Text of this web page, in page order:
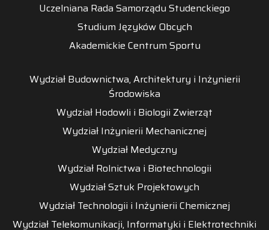
Uczelniana Rada Samorządu Studenckiego
Studium Języków Obcych
Akademickie Centrum Sportu
Wydział Budownictwa, Architektury i Inżynierii
Środowiska
Wydział Hodowli i Biologii Zwierząt
Wydział Inżynierii Mechanicznej
Wydział Medyczny
Wydział Rolnictwa i Biotechnologii
Wydział Sztuk Projektowych
Wydział Technologii i Inżynierii Chemicznej
Wydział Telekomunikacji, Informatyki i Elektrotechniki